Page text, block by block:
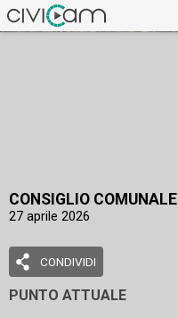
CONSIGLIO COMUNALE
27 aprile 2026
CONDIVIDI
PUNTO ATTUALE